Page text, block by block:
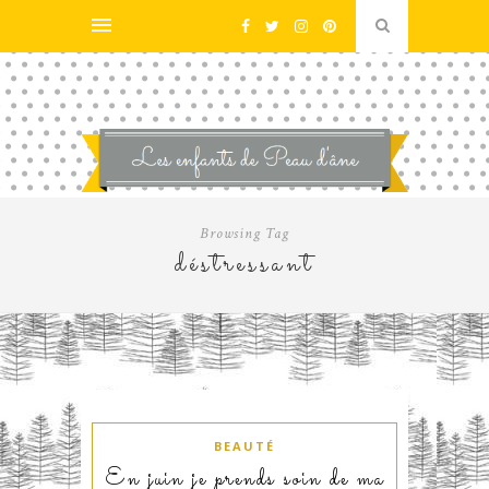
Browsing Tag
déstressant
BEAUTÉ
En juin je prends soin de ma